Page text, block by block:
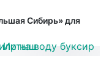
Сибирь» для